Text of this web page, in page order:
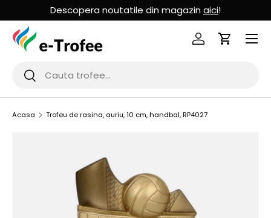
MERGI LA CONTINUT
Descopera noutatile din magazin aici!
Cauta
Cauta
Logheaza-te
Cos de
Acasa Trofeu de rasina, auriu, 10 cm, handbal, RP4027